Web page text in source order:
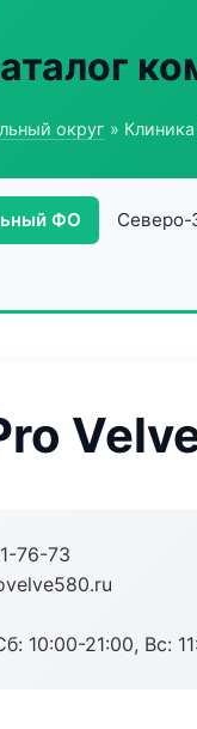
округ »
ФО
76-73
10:00-21:00, Вс: